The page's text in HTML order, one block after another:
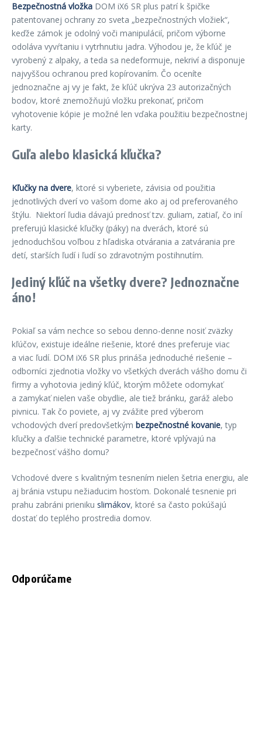
Bezpečnostná vložka DOM iX6 SR plus patrí k špičke
patentovanej ochrany zo sveta „bezpečnostných vložiek“,
keďže zámok je odolný voči manipulácií, pričom výborne
odoláva vyvŕtaniu i vytrhnutiu jadra. Výhodou je, že kľúč je
vyrobený z alpaky, a teda sa nedeformuje, nekriví a disponuje
najvyššou ochranou pred kopírovaním. Čo oceníte
jednoznačne aj vy je fakt, že kľúč ukrýva 23 autorizačných
bodov, ktoré znemožňujú vložku prekonať, pričom
vyhotovenie kópie je možné len vďaka použitiu bezpečnostnej
karty.
Guľa alebo klasická kľučka?
Kľučky na dvere, ktoré si vyberiete, závisia od použitia
jednotlivých dverí vo vašom dome ako aj od preferovaného
štýlu. Niektorí ľudia dávajú prednosť tzv. guliam, zatiaľ, čo iní
preferujú klasické kľučky (páky) na dverách, ktoré sú
jednoduchšou voľbou z hľadiska otvárania a zatvárania pre
detí, starších ľudí i ľudí so zdravotným postihnutím.
Jediný kľúč na všetky dvere? Jednoznačne
áno!
Pokiaľ sa vám nechce so sebou denno-denne nosiť zväzky
kľúčov, existuje ideálne riešenie, ktoré dnes preferuje viac
a viac ľudí. DOM iX6 SR plus prináša jednoduché riešenie –
odborníci zjednotia vložky vo všetkých dverách vášho domu či
firmy a vyhotovia jediný kľúč, ktorým môžete odomykať
a zamykať nielen vaše obydlie, ale tiež bránku, garáž alebo
pivnicu. Tak čo poviete, aj vy zvážite pred výberom
vchodových dverí predovšetkým bezpečnostné kovanie, typ
kľučky a ďalšie technické parametre, ktoré vplývajú na
bezpečnosť vášho domu?
Vchodové dvere s kvalitným tesnením nielen šetria energiu, ale
aj bránia vstupu nežiaducim hosťom. Dokonalé tesnenie pri
prahu zabráni prieniku slimákov, ktoré sa často pokúšajú
dostať do teplého prostredia domov.
Odporúčame